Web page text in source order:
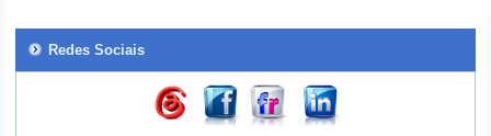
Redes Sociais